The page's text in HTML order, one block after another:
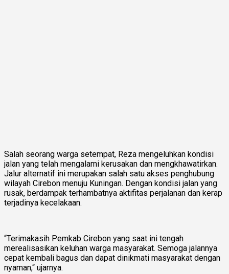
Salah seorang warga setempat, Reza mengeluhkan kondisi
jalan yang telah mengalami kerusakan dan mengkhawatirkan.
Jalur alternatif ini merupakan salah satu akses penghubung
wilayah Cirebon menuju Kuningan. Dengan kondisi jalan yang
rusak, berdampak terhambatnya aktifitas perjalanan dan kerap
terjadinya kecelakaan.
“Terimakasih Pemkab Cirebon yang saat ini tengah
merealisasikan keluhan warga masyarakat. Semoga jalannya
cepat kembali bagus dan dapat dinikmati masyarakat dengan
nyaman,“ ujarnya.